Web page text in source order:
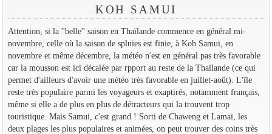
KOH SAMUI
Attention, si la ''belle'' saison en Thaïlande commence en général mi-
novembre, celle où la saison de spluies est finie, à Koh Samui, en
novembre et même décembre, la météo n'est en général pas très favorable
car la mousson est ici décalée par rpport au reste de la Thaïlande (ce qui
permet d'ailleurs d'avoir une météo très favorable en juillet-août). L'île
reste très populaire parmi les voyageurs et exaptirés, notamment français,
même si elle a de plus en plus de détracteurs qui la trouvent trop
touristique. Mais Samui, c'est grand ! Sorti de Chaweng et Lamaï, les
deux plages les plus populaires et animées, on peut trouver des coins très